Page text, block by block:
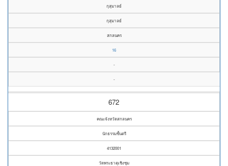
กุสุมาลย์
กุสุมาลย์
สกลนคร
16
-
-
672
คณะจังหวัดสกลนคร
นักธรรมชั้นตรี
4132001
วัดพระธาตุเชิงชุม